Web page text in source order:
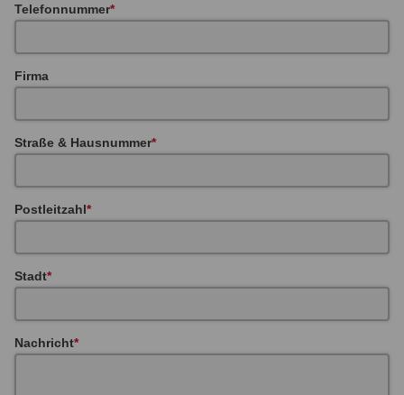
Telefonnummer
Firma
Straße & Hausnummer
Postleitzahl
Stadt
Nachricht